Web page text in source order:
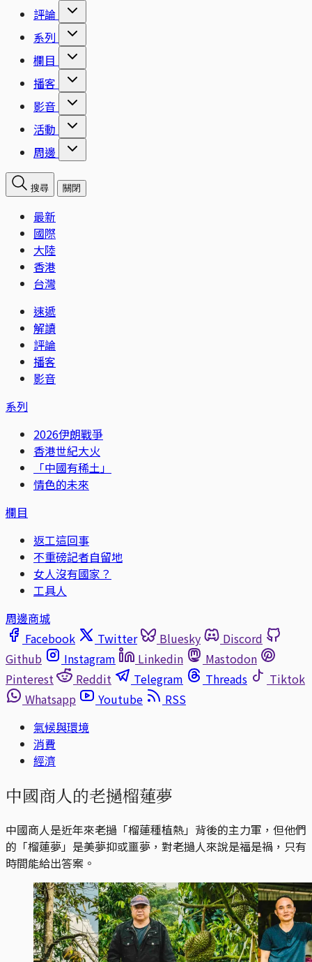
評論
系列
欄目
播客
影音
活動
周邊
搜尋 關閉
最新
國際
大陸
香港
台灣
速遞
解讀
評論
播客
影音
系列
2026伊朗戰爭
香港世紀大火
「中國有稀土」
情色的未來
欄目
返工這回事
不重磅記者自留地
女人沒有國家？
工具人
周邊商城
Facebook
Twitter Bluesky
Discord
Github
Instagram Linkedin
Mastodon
Pinterest
Reddit Telegram Threads
Tiktok
Whatsapp
Youtube
RSS
氣候與環境
消費
經濟
中國商人的老撾榴蓮夢
中國商人是近年來老撾「榴蓮種植熱」背後的主力軍，但他們
的「榴蓮夢」是美夢抑或噩夢，對老撾人來說是福是禍，只有
時間能給出答案。